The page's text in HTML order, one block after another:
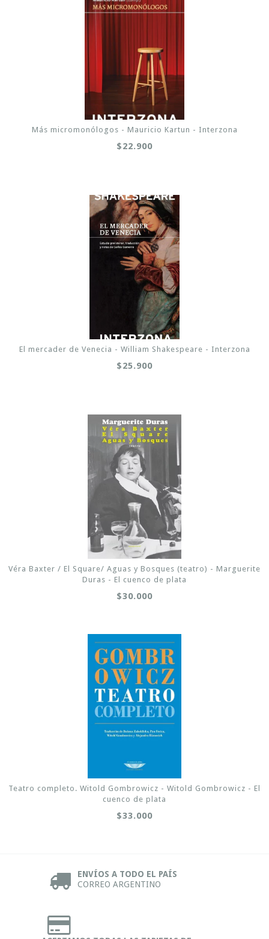
Más micromonólogos - Mauricio Kartun - Interzona
$22.900
El mercader de Venecia - William Shakespeare - Interzona
$25.900
Véra Baxter / El Square/ Aguas y Bosques (teatro) - Marguerite
Duras - El cuenco de plata
$30.000
Teatro completo. Witold Gombrowicz - Witold Gombrowicz - El
cuenco de plata
$33.000
ENVÍOS A TODO EL PAÍS
CORREO ARGENTINO